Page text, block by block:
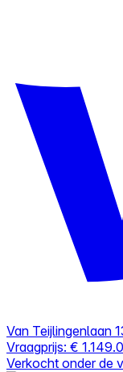
Van Teijlingenlaan
Vraagprijs: €
Verkocht onder de